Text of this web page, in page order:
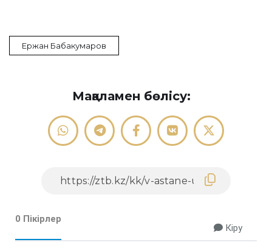
Ержан Бабакумаров
Мақаламен бөлісу:
0 Пікірлер
Кіру